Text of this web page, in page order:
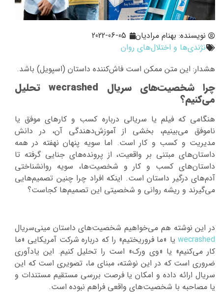
نویسنده: بهنام مرادیان
2022-06-05
نژندی‌ها و اختلال‌های روان
هشدار: این متن ممکن است فاش‌کننده داستان (اسپویل) باشد.
چرا شخصیت‌های سریال wecrashed تحلیل
می‌کنیم؟
هنگامی که فیلم یا سریالی درباره کسب و کارهای موفق یا
ناموفق می‌بینیم، بخشی از آموزش‌دهندگی آن، در دانش
مدیریت و کسب و کار است. اما سویه پنهان نهفته در همه
داستان‌های مبتنی بر واقعیت، از پرونده‌های جنایی گرفته تا
داستان‌های کسب و کار و شخصیت‌ها، سویه روانشناختی
آدم‌های درگیر داستان است. اینکه افراد چرا چنین تصمیم‌هایی
می‌گیرند و ریشه روانی و شخصیتی این تصمیم‌ها کجاست؟
در این نوشته هم می‌خواهیم شخصیت‌های داستان مینی‌سریال
wecrashed یا «ما فروریختیم» را که درباره شرکت آمریکایی «ما
کار می‌کنیم» یا «وی ورک» است را تحلیل کنیم. این یادآوری
ضروری است که در این نوشته، مبنای ما، تصویری است که این
سریال ارائه داده و امکان یا فرصت بررسی مستقیم مستندات و
یا مصاحبه با شخصیت‌های واقعی فراهم نبوده است.